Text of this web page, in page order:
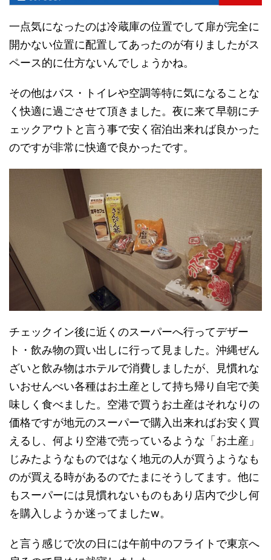
一点気になったのは冷蔵庫の位置でして扉が完全に
開かない位置に配置してあったのが有りましたがス
ペース的に仕方ないんでしょうかね。
その他はバス・トイレや空調等特に気になることな
く快適に過ごさせて頂きました。夜に来て早朝にチ
ェックアウトと言う事で安く宿泊出来れば良かった
のですが非常に快適で良かったです。
チェックイン後に近くのスーパーへ行ってデザー
ト・飲み物の買い出しに行って見ました。沖縄ぜん
ざいと飲み物はホテルで消費しましたが、見慣れな
いおせんべい各種はお土産として持ち帰り自宅で美
味しく食べました。空港で買うお土産はそれなりの
価格ですが地元のスーパーで購入出来ればお安く買
えるし、何より空港で売っているような「お土産」
じみたようなものではなく地元の人が買うようなも
のが買える時があるのでたまにそうしてます。他に
もスーパーには見慣れないものもあり店内で少し何
を購入しようか迷ってましたw。
と言う感じで次の日には午前中のフライトで東京へ